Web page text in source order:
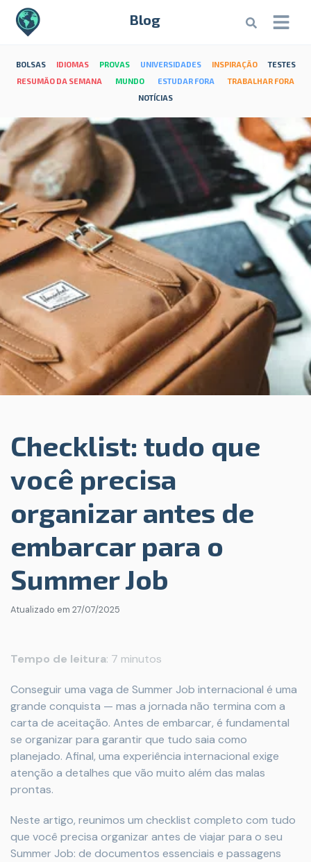
Blog
BOLSAS IDIOMAS PROVAS UNIVERSIDADES INSPIRAÇÃO
TESTES
RESUMÃO DA SEMANA
MUNDO ESTUDAR FORA
TRABALHAR FORA
NOTÍCIAS
Checklist: tudo que
você precisa
organizar antes de
embarcar para o
Summer Job
Atualizado em 27/07/2025
Tempo de leitura: 7 minutos
Conseguir uma vaga de Summer Job internacional é uma
grande conquista — mas a jornada não termina com a
carta de aceitação. Antes de embarcar, é fundamental
se organizar para garantir que tudo saia como
planejado. Afinal, uma experiência internacional exige
atenção a detalhes que vão muito além das malas
prontas.
Neste artigo, reunimos um checklist completo com tudo
que você precisa organizar antes de viajar para o seu
Summer Job: de documentos essenciais e passagens